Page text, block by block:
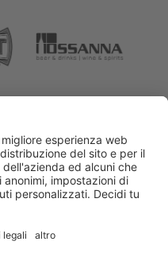
Finanziamenti